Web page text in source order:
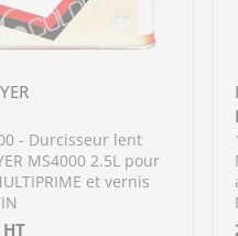
- Durcisseur lent
MS4000 2.5L pour
et vernis
HT